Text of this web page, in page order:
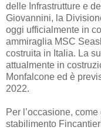
delle Infrastrutture e
Giovannini, la
oggi ufficialmente in
ammiraglia MSC
costruita in Italia. La
attualmente in
Monfalcone ed è
2022.
Per l’occasione,
stabilimento